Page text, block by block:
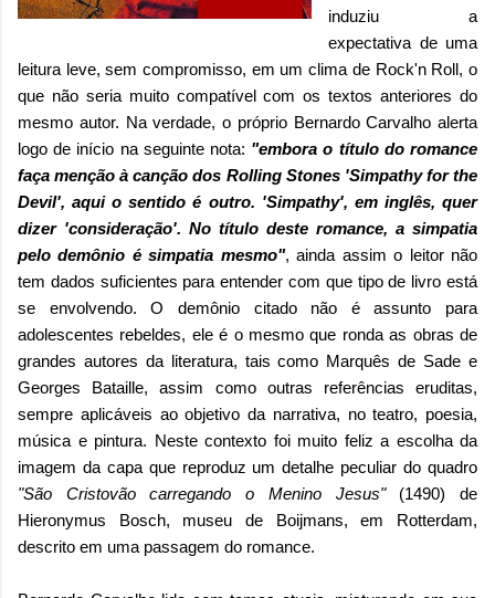
induziu a
expectativa de uma
leitura leve, sem compromisso, em um clima de Rock'n Roll, o
que não seria muito compatível com os textos anteriores do
mesmo autor. Na verdade, o próprio Bernardo Carvalho alerta
logo de início na seguinte nota: "embora o título do romance
faça menção à canção dos Rolling Stones 'Simpathy for the
Devil', aqui o sentido é outro. 'Simpathy', em inglês, quer
dizer 'consideração'. No título deste romance, a simpatia
pelo demônio é simpatia mesmo", ainda assim o leitor não
tem dados suficientes para entender com que tipo de livro está
se envolvendo. O demônio citado não é assunto para
adolescentes rebeldes, ele é o mesmo que ronda as obras de
grandes autores da literatura, tais como Marquês de Sade e
Georges Bataille, assim como outras referências eruditas,
sempre aplicáveis ao objetivo da narrativa, no teatro, poesia,
música e pintura. Neste contexto foi muito feliz a escolha da
imagem da capa que reproduz um detalhe peculiar do quadro
"São Cristovão carregando o Menino Jesus" (1490) de
Hieronymus Bosch, museu de Boijmans, em Rotterdam,
descrito em uma passagem do romance.